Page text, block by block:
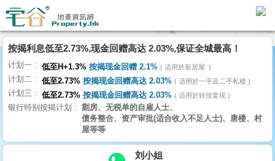
主
页
搵
楼/
交
按揭利息低至2.73%,现金回赠高达 2.03%,保证全城最高！
计划一 低至H+1.3% 按揭现金回赠 2.1% 适用於新居屋
计划二 低至2.73% 按揭现金回赠高达 2.03% 适用於一手及二手私楼
计划三 低至2.73% 按揭现金回赠高达 2.03% 适用於转按套现
银行特别按揭计划
劏房、无税单的自雇人士、
债务整合、资产审批(适合收入不足人士)、唐楼、村
屋等等
刘小姐